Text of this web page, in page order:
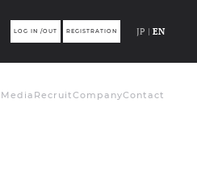
LOG IN /OUT REGISTRATION JP | EN
Media RecruitCompanyContact